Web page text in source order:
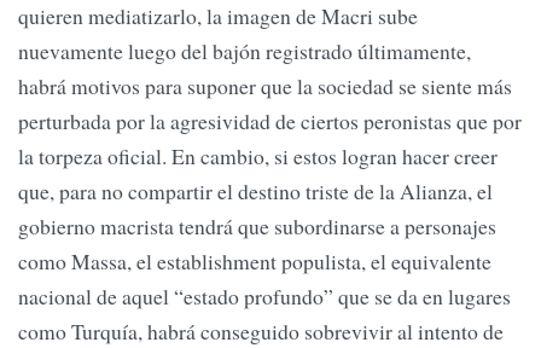
quieren mediatizarlo, la imagen de Macri sube
nuevamente luego del bajón registrado últimamente,
habrá motivos para suponer que la sociedad se siente más
perturbada por la agresividad de ciertos peronistas que por
la torpeza oficial. En cambio, si estos logran hacer creer
que, para no compartir el destino triste de la Alianza, el
gobierno macrista tendrá que subordinarse a personajes
como Massa, el establishment populista, el equivalente
nacional de aquel “estado profundo” que se da en lugares
como Turquía, habrá conseguido sobrevivir al intento de